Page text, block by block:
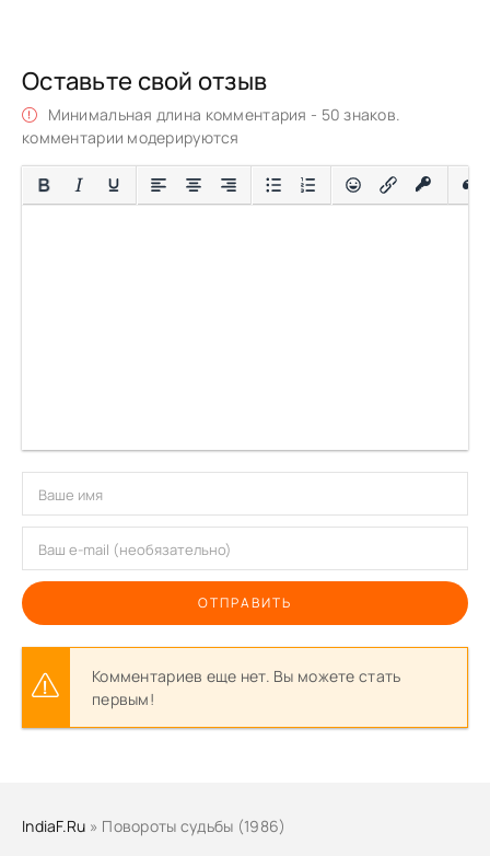
Оставьте свой отзыв
Минимальная длина комментария - 50 знаков.
комментарии модерируются
ОТПРАВИТЬ
Комментариев еще нет. Вы можете стать
первым!
IndiaF.Ru » Повороты судьбы (1986)